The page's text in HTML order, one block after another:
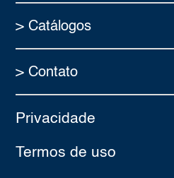
> Catálogos
> Contato
Privacidade
Termos de uso